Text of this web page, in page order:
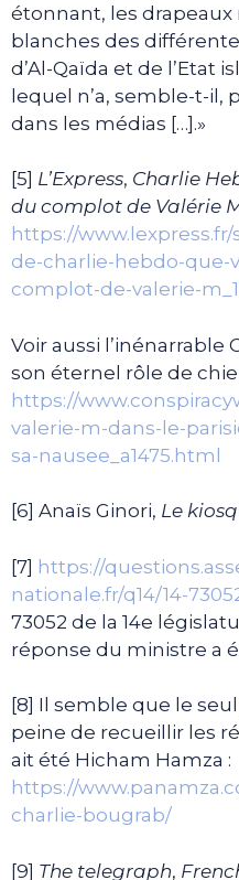
étonnant, les drapeaux
blanches des
d’Al-Qaïda et de l’Etat
lequel n’a, semble-t-il,
dans les médias […].»
[5] L’Express, Charlie
du complot de Valérie
https://
de-charlie-hebdo-que-
complot-de-valerie-
Voir aussi l’inénarrable
son éternel rôle de
https://
valerie-m-dans-le-
sa-nausee_a1475.html
[6] Anaïs Ginori, Le
[7] https://
nationale.fr/q14/14-
73052 de la 14e
réponse du ministre a
[8] Il semble que le
peine de recueillir les
ait été Hicham Hamza :
https://
charlie-bougrab/
[9] The telegraph,